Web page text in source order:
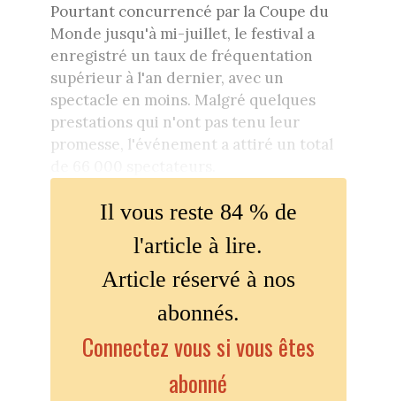
Pourtant concurrencé par la Coupe du
Monde jusqu'à mi-juillet, le festival a
enregistré un taux de fréquentation
supérieur à l'an dernier, avec un
spectacle en moins. Malgré quelques
prestations qui n'ont pas tenu leur
promesse, l'événement a attiré un total
Il vous reste 84 % de
l'article à lire.
Article réservé à nos
abonnés.
Connectez vous si vous êtes
abonné